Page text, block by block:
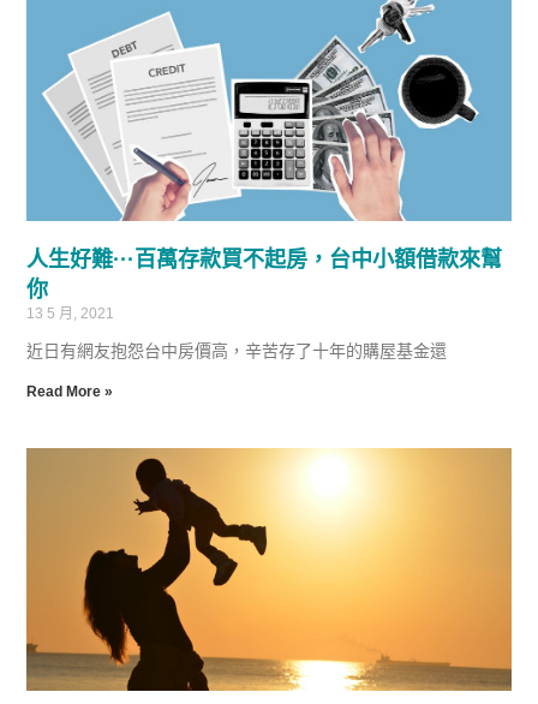
人生好難···百萬存款買不起房，台中小額借款來幫
你
13 5 月, 2021
近日有網友抱怨台中房價高，辛苦存了十年的購屋基金還
Read More »